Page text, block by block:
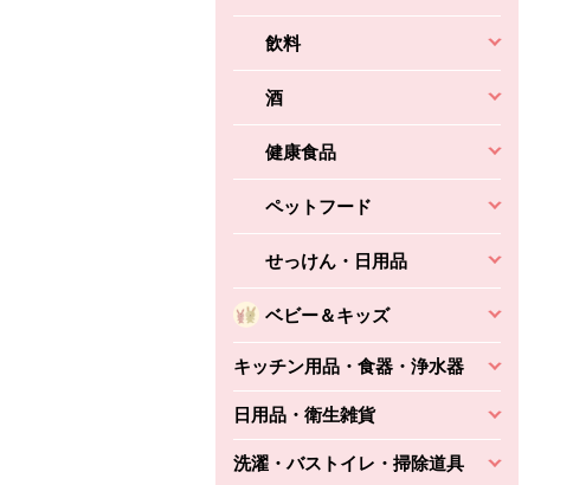
飲料
酒
健康食品
ペットフード
せっけん・日用品
ベビー＆キッズ
キッチン用品・食器・浄水器
日用品・衛生雑貨
洗濯・バストイレ・掃除道具